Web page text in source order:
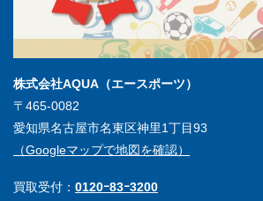
株式会社AQUA（エースポーツ）
〒465-0082
愛知県名古屋市名東区神里1丁目93
（Googleマップで地図を確認）
買取受付： 0120ｰ83ｰ3200